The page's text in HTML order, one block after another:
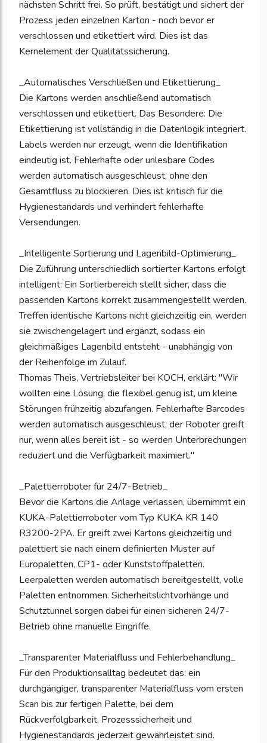
nächsten Schritt frei. So prüft, bestätigt und sichert der
Prozess jeden einzelnen Karton - noch bevor er
verschlossen und etikettiert wird. Dies ist das
Kernelement der Qualitätssicherung.
_Automatisches Verschließen und Etikettierung_
Die Kartons werden anschließend automatisch
verschlossen und etikettiert. Das Besondere: Die
Etikettierung ist vollständig in die Datenlogik integriert.
Labels werden nur erzeugt, wenn die Identifikation
eindeutig ist. Fehlerhafte oder unlesbare Codes
werden automatisch ausgeschleust, ohne den
Gesamtfluss zu blockieren. Dies ist kritisch für die
Hygienestandards und verhindert fehlerhafte
Versendungen.
_Intelligente Sortierung und Lagenbild-Optimierung_
Die Zuführung unterschiedlich sortierter Kartons erfolgt
intelligent: Ein Sortierbereich stellt sicher, dass die
passenden Kartons korrekt zusammengestellt werden.
Treffen identische Kartons nicht gleichzeitig ein, werden
sie zwischengelagert und ergänzt, sodass ein
gleichmäßiges Lagenbild entsteht - unabhängig von
der Reihenfolge im Zulauf.
Thomas Theis, Vertriebsleiter bei KOCH, erklärt: "Wir
wollten eine Lösung, die flexibel genug ist, um kleine
Störungen frühzeitig abzufangen. Fehlerhafte Barcodes
werden automatisch ausgeschleust, der Roboter greift
nur, wenn alles bereit ist - so werden Unterbrechungen
reduziert und die Verfügbarkeit maximiert."
_Palettierroboter für 24/7-Betrieb_
Bevor die Kartons die Anlage verlassen, übernimmt ein
KUKA-Palettierroboter vom Typ KUKA KR 140
R3200-2PA. Er greift zwei Kartons gleichzeitig und
palettiert sie nach einem definierten Muster auf
Europaletten, CP1- oder Kunststoffpaletten.
Leerpaletten werden automatisch bereitgestellt, volle
Paletten entnommen. Sicherheitslichtvorhänge und
Schutztunnel sorgen dabei für einen sicheren 24/7-
Betrieb ohne manuelle Eingriffe.
_Transparenter Materialfluss und Fehlerbehandlung_
Für den Produktionsalltag bedeutet das: ein
durchgängiger, transparenter Materialfluss vom ersten
Scan bis zur fertigen Palette, bei dem
Rückverfolgbarkeit, Prozesssicherheit und
Hygienestandards jederzeit gewährleistet sind.